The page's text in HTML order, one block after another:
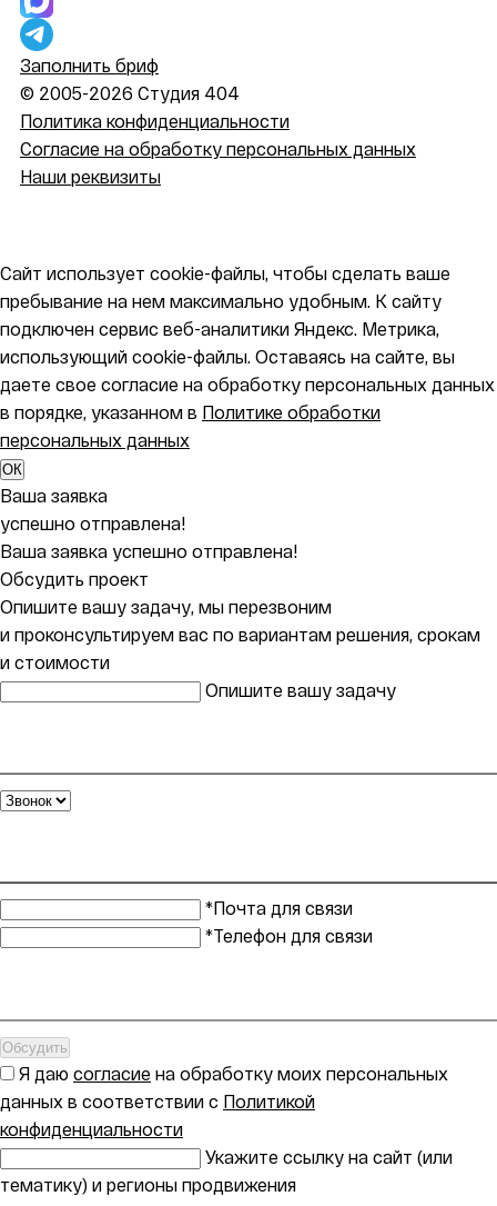
Заполнить бриф
© 2005-2026 Студия 404
Политика конфиденциальности
Согласие на обработку персональных данных
Наши реквизиты
Сайт использует cookie-файлы, чтобы сделать ваше
пребывание на нем максимально удобным. К cайту
подключен сервис веб-аналитики Яндекс. Метрика,
использующий cookie-файлы. Оставаясь на сайте, вы
даете свое согласие на обработку персональных данных
в порядке, указанном в Политике обработки
персональных данных
ОК
Ваша заявка
успешно отправлена!
Ваша заявка успешно отправлена!
Обсудить проект
Опишите вашу задачу, мы перезвоним
и проконсультируем вас по вариантам решения, срокам
и стоимости
Опишите вашу задачу
*Почта для связи
*Телефон для связи
Обсудить
Я даю согласие на обработку моих персональных
данных в соответствии с Политикой
конфиденциальности
Укажите ссылку на сайт (или
тематику) и регионы продвижения